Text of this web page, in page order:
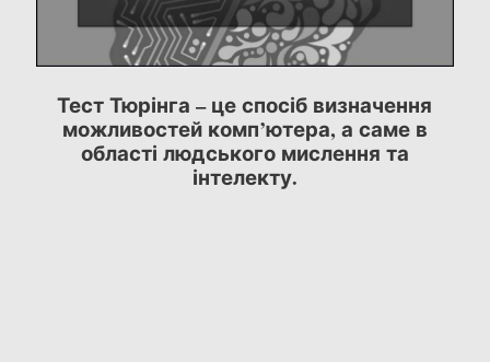
Тест Тюрінга – це спосіб визначення
можливостей комп’ютера, а саме в
області людського мислення та
інтелекту.